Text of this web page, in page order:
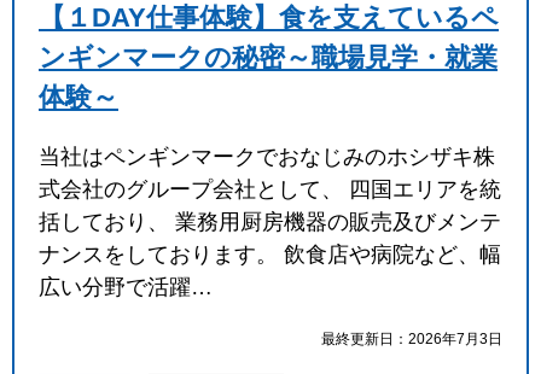
【１DAY仕事体験】食を支えているペ
ンギンマークの秘密～職場見学・就業
体験～
当社はペンギンマークでおなじみのホシザキ株
式会社のグループ会社として、 四国エリアを統
括しており、 業務用厨房機器の販売及びメンテ
ナンスをしております。 飲食店や病院など、幅
広い分野で活躍…
最終更新日：2026年7月3日